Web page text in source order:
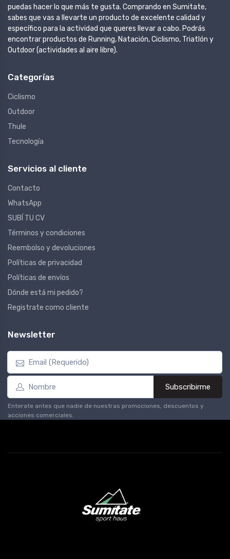
puedas hacer lo que más te gusta. Comprando en Sumitate,
sabes que vas a llevarte un producto de excelente calidad y
específico para la actividad que queres llevar a cabo. Podrás
encontrar productos de Running, Natación, Ciclismo, Triatlón y
Outdoor (actividades al aire libre).
Categorías
Ciclismo
Outdoor
Thule
Tecnología
Servicios al cliente
Contacto
WhatsApp
SUBÍ TU CV
Términos y condiciones
Reembolso y devoluciones
Políticas de privacidad
Políticas de envíos
Dónde está mi pedido?
Registrate como cliente
Newsletter
Subscribirme
Enterate antes que nadie de nuestras promociones, descuentos y
acciones comerciales.